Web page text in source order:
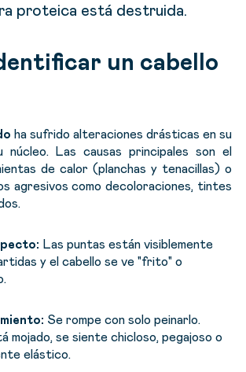
proteica está destruida.
un cabello
ha sufrido alteraciones drásticas en su
Las causas principales son el
de calor (planchas y tenacillas) o
agresivos como decoloraciones, tintes
Las puntas están visiblemente
y el cabello se ve "frito" o
Se rompe con solo peinarlo.
mojado, se siente chicloso, pegajoso o
elástico.